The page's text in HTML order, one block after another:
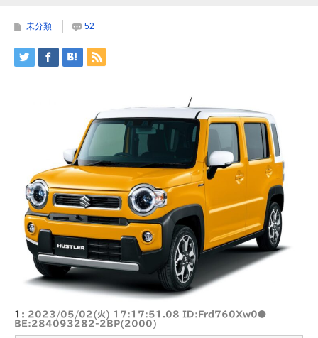
未分類 52
1: 2023/05/02(火) 17:17:51.08 ID:Frd760Xw0●
BE:284093282-2BP(2000)